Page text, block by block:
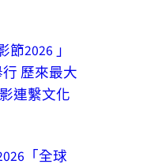
節2026 」
歷來最大
連繫文化
「全球